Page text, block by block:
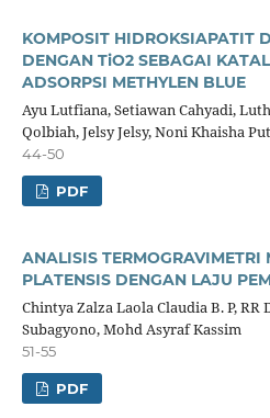
KOMPOSIT HIDROKSIAPATIT
DENGAN TiO2 SEBAGAI
ADSORPSI METHYLEN BLUE
Ayu Lutfiana, Setiawan Cahyadi,
Qolbiah, Jelsy Jelsy, Noni Khaisha
44-50
PDF
ANALISIS
PLATENSIS DENGAN LAJU
Chintya Zalza Laola Claudia B. P,
Subagyono, Mohd Asyraf Kassim
51-55
PDF